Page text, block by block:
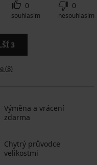
0
souhlasím
0
nesouhlasím
3
(8)
Výměna a vrácení
zdarma
Chytrý průvodce
velikostmi